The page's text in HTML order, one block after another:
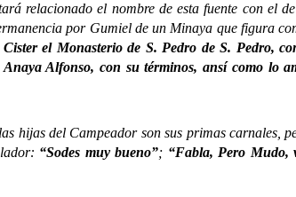
relacionado el nombre de esta fuente con el
por Gumiel de un Minaya que figura
el Monasterio de S. Pedro de S. Pedro,
Alfonso, con su términos, ansí como lo
hijas del Campeador son sus primas carnales,
“Sodes muy bueno”; “Fabla, Pero Mudo,